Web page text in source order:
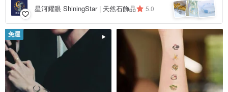
星河耀眼 ShiningStar | 天然石飾品 5.0
免運